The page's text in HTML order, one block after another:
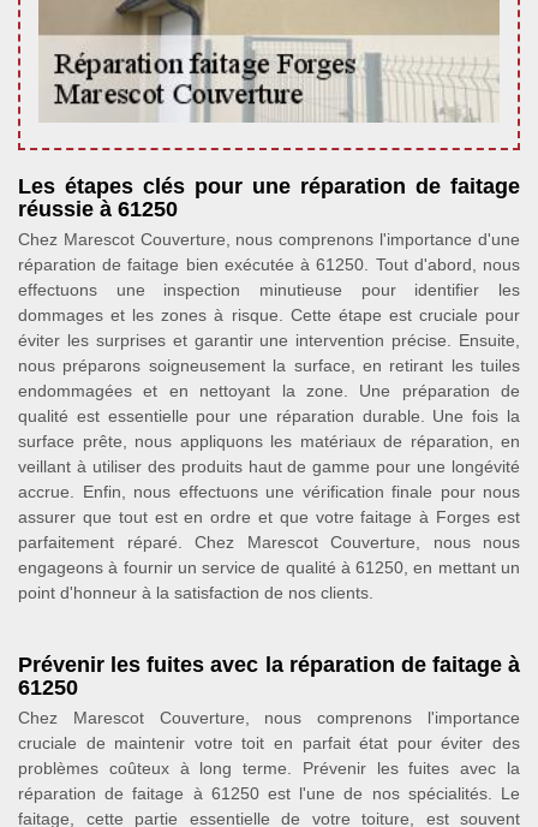
Les étapes clés pour une réparation de faitage
réussie à 61250
Chez Marescot Couverture, nous comprenons l'importance d'une
réparation de faitage bien exécutée à 61250. Tout d'abord, nous
effectuons une inspection minutieuse pour identifier les
dommages et les zones à risque. Cette étape est cruciale pour
éviter les surprises et garantir une intervention précise. Ensuite,
nous préparons soigneusement la surface, en retirant les tuiles
endommagées et en nettoyant la zone. Une préparation de
qualité est essentielle pour une réparation durable. Une fois la
surface prête, nous appliquons les matériaux de réparation, en
veillant à utiliser des produits haut de gamme pour une longévité
accrue. Enfin, nous effectuons une vérification finale pour nous
assurer que tout est en ordre et que votre faitage à Forges est
parfaitement réparé. Chez Marescot Couverture, nous nous
engageons à fournir un service de qualité à 61250, en mettant un
point d'honneur à la satisfaction de nos clients.
Prévenir les fuites avec la réparation de faitage à
61250
Chez Marescot Couverture, nous comprenons l'importance
cruciale de maintenir votre toit en parfait état pour éviter des
problèmes coûteux à long terme. Prévenir les fuites avec la
réparation de faitage à 61250 est l'une de nos spécialités. Le
faitage, cette partie essentielle de votre toiture, est souvent